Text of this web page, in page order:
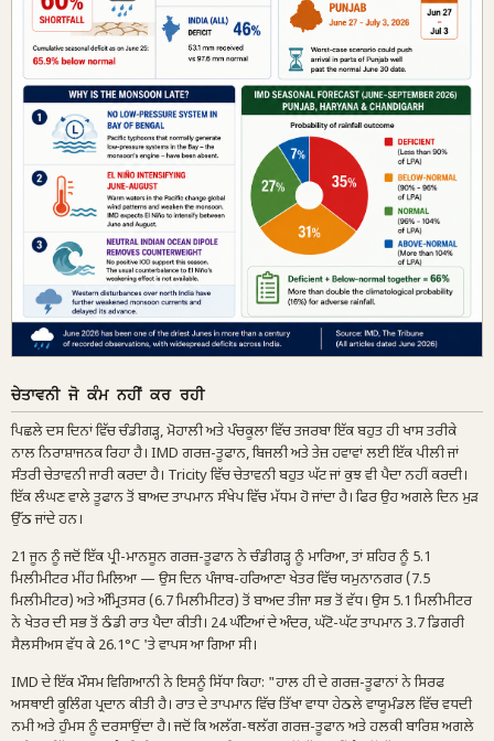
ਚੇਤਾਵਨੀ ਜੋ ਕੰਮ ਨਹੀਂ ਕਰ ਰਹੀ
ਪਿਛਲੇ ਦਸ ਦਿਨਾਂ ਵਿੱਚ ਚੰਡੀਗੜ੍ਹ, ਮੋਹਾਲੀ ਅਤੇ ਪੰਚਕੂਲਾ ਵਿੱਚ ਤਜਰਬਾ ਇੱਕ ਬਹੁਤ ਹੀ ਖਾਸ ਤਰੀਕੇ
ਨਾਲ ਨਿਰਾਸ਼ਾਜਨਕ ਰਿਹਾ ਹੈ। IMD ਗਰਜ਼-ਤੂਫਾਨ, ਬਿਜਲੀ ਅਤੇ ਤੇਜ਼ ਹਵਾਵਾਂ ਲਈ ਇੱਕ ਪੀਲੀ ਜਾਂ
ਸੰਤਰੀ ਚੇਤਾਵਨੀ ਜਾਰੀ ਕਰਦਾ ਹੈ। Tricity ਵਿੱਚ ਚੇਤਾਵਨੀ ਬਹੁਤ ਘੱਟ ਜਾਂ ਕੁਝ ਵੀ ਪੈਦਾ ਨਹੀਂ ਕਰਦੀ।
ਇੱਕ ਲੰਘਣ ਵਾਲੇ ਤੂਫਾਨ ਤੋਂ ਬਾਅਦ ਤਾਪਮਾਨ ਸੰਖੇਪ ਵਿੱਚ ਮੱਧਮ ਹੋ ਜਾਂਦਾ ਹੈ। ਫਿਰ ਉਹ ਅਗਲੇ ਦਿਨ ਮੁੜ
ਉੱਠ ਜਾਂਦੇ ਹਨ।
21 ਜੂਨ ਨੂੰ ਜਦੋਂ ਇੱਕ ਪ੍ਰੀ-ਮਾਨਸੂਨ ਗਰਜ਼-ਤੂਫਾਨ ਨੇ ਚੰਡੀਗੜ੍ਹ ਨੂੰ ਮਾਰਿਆ, ਤਾਂ ਸ਼ਹਿਰ ਨੂੰ 5.1
ਮਿਲੀਮੀਟਰ ਮੀਂਹ ਮਿਲਿਆ — ਉਸ ਦਿਨ ਪੰਜਾਬ-ਹਰਿਆਣਾ ਖੇਤਰ ਵਿੱਚ ਯਮੁਨਾਨਗਰ (7.5
ਮਿਲੀਮੀਟਰ) ਅਤੇ ਅੰਮ੍ਰਿਤਸਰ (6.7 ਮਿਲੀਮੀਟਰ) ਤੋਂ ਬਾਅਦ ਤੀਜਾ ਸਭ ਤੋਂ ਵੱਧ। ਉਸ 5.1 ਮਿਲੀਮੀਟਰ
ਨੇ ਖੇਤਰ ਦੀ ਸਭ ਤੋਂ ਠੰਡੀ ਰਾਤ ਪੈਦਾ ਕੀਤੀ। 24 ਘੰਟਿਆਂ ਦੇ ਅੰਦਰ, ਘੱਟੋ-ਘੱਟ ਤਾਪਮਾਨ 3.7 ਡਿਗਰੀ
ਸੈਲਸੀਅਸ ਵੱਧ ਕੇ 26.1°C 'ਤੇ ਵਾਪਸ ਆ ਗਿਆ ਸੀ।
IMD ਦੇ ਇੱਕ ਮੌਸਮ ਵਿਗਿਆਨੀ ਨੇ ਇਸਨੂੰ ਸਿੱਧਾ ਕਿਹਾ: "ਹਾਲ ਹੀ ਦੇ ਗਰਜ਼-ਤੂਫਾਨਾਂ ਨੇ ਸਿਰਫ
ਅਸਥਾਈ ਕੂਲਿੰਗ ਪ੍ਰਦਾਨ ਕੀਤੀ ਹੈ। ਰਾਤ ਦੇ ਤਾਪਮਾਨ ਵਿੱਚ ਤਿੱਖਾ ਵਾਧਾ ਹੇਠਲੇ ਵਾਯੂਮੰਡਲ ਵਿੱਚ ਵਧਦੀ
ਨਮੀ ਅਤੇ ਹੁੰਮਸ ਨੂੰ ਦਰਸਾਉਂਦਾ ਹੈ। ਜਦੋਂ ਕਿ ਅਲੱਗ-ਥਲੱਗ ਗਰਜ਼-ਤੂਫਾਨ ਅਤੇ ਹਲਕੀ ਬਾਰਿਸ਼ ਅਗਲੇ